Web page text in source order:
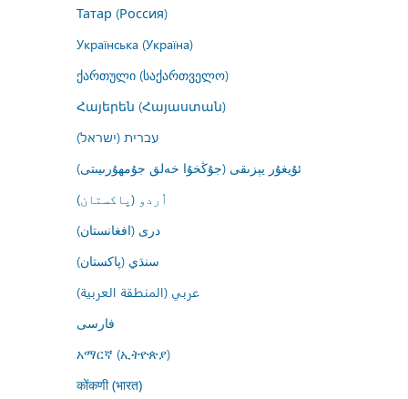
Татар (Россия)
Українська (Україна)
ქართული (საქართველო)
Հայերեն (Հայաստան)
עברית (ישראל)
ئۇيغۇر يېزىقى (جۇڭخۇا خەلق جۇمھۇرىيىتى)
اُردو (پاکستان)
درى (افغانستان)
سنڌي (پاکستان)
عربي (المنطقة العربية)
فارسى
አማርኛ (ኢትዮጵያ)
कोंकणी (भारत)